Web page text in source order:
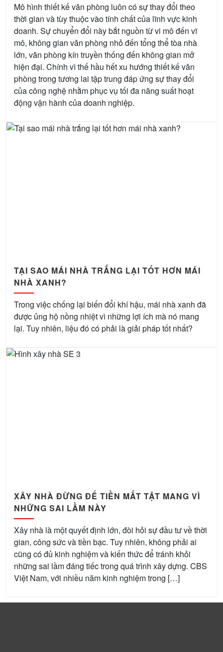
Mô hình thiết kế văn phòng luôn có sự thay đổi theo
thời gian và tùy thuộc vào tính chất của lĩnh vực kinh
doanh. Sự chuyển đổi này bắt nguồn từ vi mô đến vĩ
mô, không gian văn phòng nhỏ đến tổng thể tòa nhà
lớn, văn phòng kín truyền thống đến không gian mở
hiện đại. Chính vì thế hầu hết xu hướng thiết kế văn
phòng trong tương lai tập trung đáp ứng sự thay đổi
của công nghệ nhằm phục vụ tối đa năng suất hoạt
động vận hành của doanh nghiệp.
TẠI SAO MÁI NHÀ TRẮNG LẠI TỐT HƠN MÁI
NHÀ XANH?
Trong việc chống lại biến đổi khí hậu, mái nhà xanh đã
được ủng hộ nồng nhiệt vì những lợi ích mà nó mang
lại. Tuy nhiên, liệu đó có phải là giải pháp tốt nhất?
XÂY NHÀ ĐỪNG ĐỂ TIỀN MẤT TẬT MANG VÌ
NHỮNG SAI LẦM NÀY
Xây nhà là một quyết định lớn, đòi hỏi sự đầu tư về thời
gian, công sức và tiền bạc. Tuy nhiên, không phải ai
cũng có đủ kinh nghiệm và kiến thức để tránh khỏi
những sai lầm đáng tiếc trong quá trình xây dựng. CBS
Việt Nam, với nhiều năm kinh nghiệm trong […]